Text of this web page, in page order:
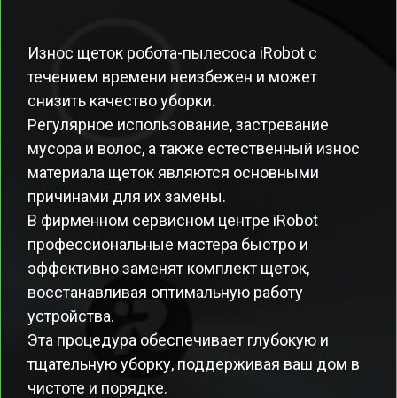
Износ щеток робота-пылесоса iRobot с
течением времени неизбежен и может
снизить качество уборки.
Регулярное использование, застревание
мусора и волос, а также естественный износ
материала щеток являются основными
причинами для их замены.
В фирменном сервисном центре iRobot
профессиональные мастера быстро и
эффективно заменят комплект щеток,
восстанавливая оптимальную работу
устройства.
Эта процедура обеспечивает глубокую и
тщательную уборку, поддерживая ваш дом в
чистоте и порядке.